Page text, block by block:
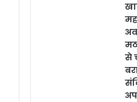
से